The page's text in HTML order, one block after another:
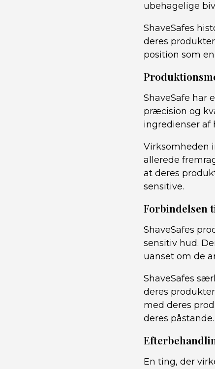
ubehagelige
ShaveSafes
deres
position som
ShaveSafe har
præcision og
ingredienser af
Virksomheden
allerede
at deres
sensitive.
Forbindelsen
ShaveSafes
sensitiv hud.
uanset om de
ShaveSafes
deres
med deres
deres påstande.
En ting, der